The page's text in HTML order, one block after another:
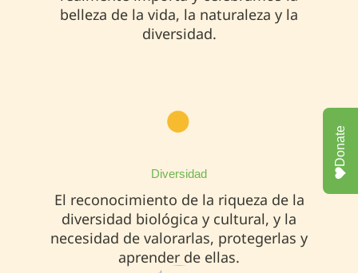
belleza de la vida, la naturaleza y la
diversidad.
Diversidad
El reconocimiento de la riqueza de la
diversidad biológica y cultural, y la
necesidad de valorarlas, protegerlas y
aprender de ellas.
Donate